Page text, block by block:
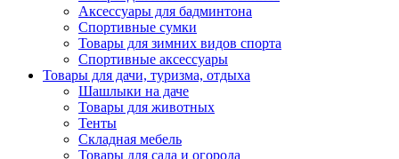
Аксессуары для бадминтона
Спортивные сумки
Товары для зимних видов спорта
Спортивные аксессуары
Товары для дачи, туризма, отдыха
Шашлыки на даче
Товары для животных
Тенты
Складная мебель
Товары для сада и огорода